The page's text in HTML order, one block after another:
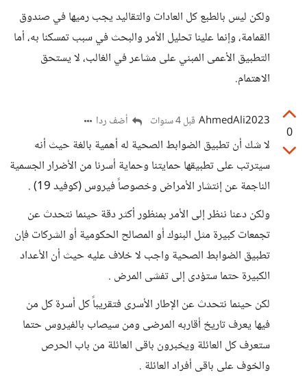
ولكن ليس بالطبع كل العادات والتقاليد يجب رميها في صندوق
القمامة، وإنما علينا تحليل الأمر والبحث في سبب تمسكنا به، أما
التطبيق الأعمى المبني على مشاعر في الغالب، لا يستحق
الاهتمام.
0
AhmedAli2023 قبل 4 سنوات أضف ردا
لا شك أن تطبيق الضوابط الصحية له أهمية بالغة حيث أنه
سيترتب على تطبيقها حمايتنا وحماية أسرنا من الأضرار الجسمية
الناجمة عن إنتشار الأمراض وخصوصاً فيروس (كوفيد 19) .
ولكن دعنا ننظر إلى الأمر بمنظور أكثر دقة حينما نتحدث عن
تجمعات كبيرة مثل البنوك أو المصالح الحكومية أو الشركات فإن
تطبيق الضوابط الصحية واجب لا خلاف عليه حيث أن الأعداد
الكبيرة حتما ستؤدى إلى تفشى المرض .
لكن حينما نتحدث عن الإطار الأسرى فتقريباً كل أسرة كل من
فيها يعرف تاريخ أقاربه المرضى ومن سيصاب بالفيروس حتما
ستعرف كل العائلة ويخبرون باقى العائلة من باب الحرص
والخوف على باقى أفراد العائلة .